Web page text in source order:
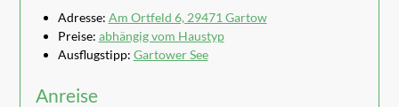
Adresse: Am Ortfeld 6, 29471 Gartow
Preise: abhängig vom Haustyp
Ausflugstipp: Gartower See
Anreise